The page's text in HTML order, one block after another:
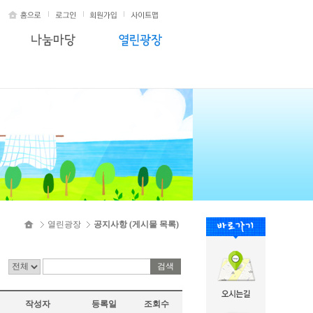
열린광장 공지사항 (게시물 목록)
검색
작성자 등록일 조회수